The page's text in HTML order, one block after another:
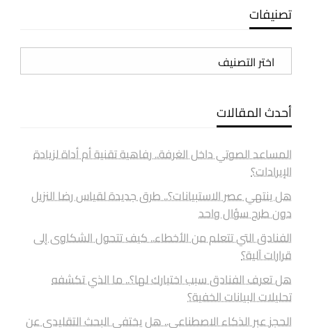
تصنيفات
تصنيفات
أحدث المقالات
المساعد الصوتي داخل الغرفة.. رفاهية تقنية أم أداة لزيادة
الإيرادات؟
هل ينتهي عصر الاستبيانات؟.. طرق جديدة لقياس رضا النزيل
دون طرح سؤال واحد
الفنادق التي تتعلم من الأخطاء.. كيف تتحول الشكاوى إلى
قرارات آلية؟
هل تعرف الفنادق سبب اختيارك لها؟.. ما الذي تكشفه
تحليلات البيانات الخفية؟
الحجز عبر الذكاء الاصطناعي.. هل يختفي البحث التقليدي عن